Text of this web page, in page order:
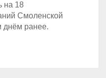
на 18
Смоленской
днём ранее.